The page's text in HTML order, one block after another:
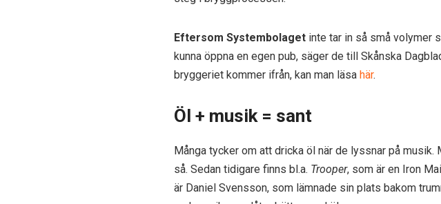
Eftersom Systembolaget inte tar in så små volymer
kunna öppna en egen pub, säger de till Skånska
bryggeriet kommer ifrån, kan man läsa här.
Öl + musik = sant
Många tycker om att dricka öl när de lyssnar på
så. Sedan tidigare finns bl.a. Trooper, som är en Iron
är Daniel Svensson, som lämnade sin plats bakom